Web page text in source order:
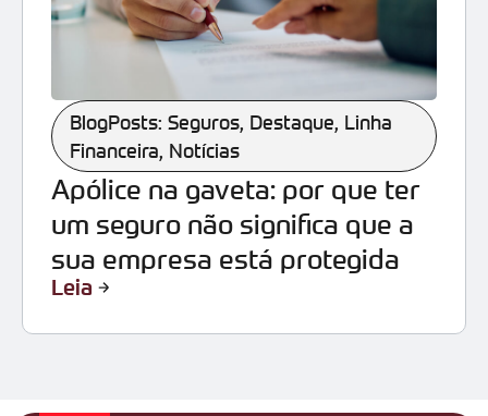
BlogPosts: Seguros, Destaque, Linha
Financeira, Notícias
Apólice na gaveta: por que ter
um seguro não significa que a
sua empresa está protegida
Leia